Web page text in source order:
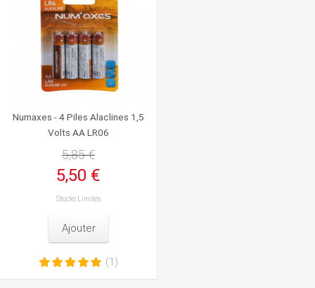
Numaxes - 4 Piles Alaclines 1,5
Volts AA LR06
5,85 €
5,50 €
Stocks Limités
Ajouter
(1)